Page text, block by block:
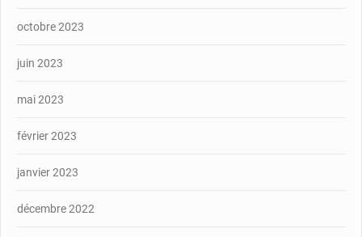
octobre 2023
juin 2023
mai 2023
février 2023
janvier 2023
décembre 2022